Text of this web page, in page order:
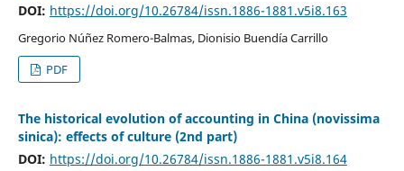
DOI: https://doi.org/10.26784/issn.1886-1881.v5i8.163
Gregorio Núñez Romero-Balmas, Dionisio Buendía Carrillo
PDF
The historical evolution of accounting in China (novissima
sinica): effects of culture (2nd part)
DOI: https://doi.org/10.26784/issn.1886-1881.v5i8.164